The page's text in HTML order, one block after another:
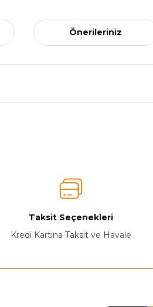
Önerileriniz
Taksit Seçenekleri
Kredi Kartına Taksit ve Havale